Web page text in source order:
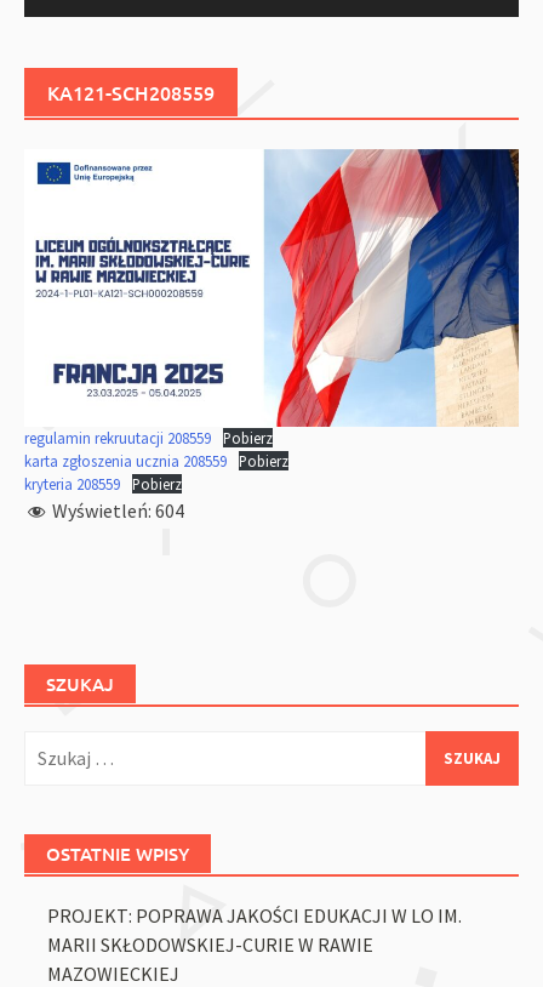
KA121-SCH208559
regulamin rekruutacji 208559
Pobierz
karta zgłoszenia ucznia 208559
Pobierz
kryteria 208559
Pobierz
Wyświetleń: 604
SZUKAJ
OSTATNIE WPISY
PROJEKT: POPRAWA JAKOŚCI EDUKACJI W LO IM.
MARII SKŁODOWSKIEJ-CURIE W RAWIE
MAZOWIECKIEJ